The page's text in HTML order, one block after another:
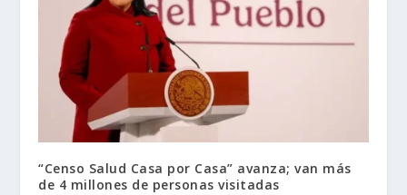
“Censo Salud Casa por Casa” avanza; van más
de 4 millones de personas visitadas